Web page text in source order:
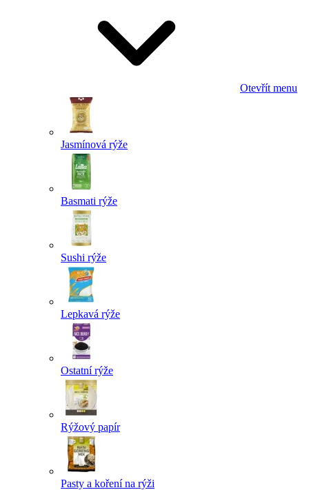
Otevřít menu
Jasmínová rýže
Basmati rýže
Sushi rýže
Lepkavá rýže
Ostatní rýže
Rýžový papír
Pasty a koření na rýži